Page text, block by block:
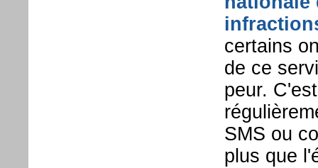
certains
de ce
peur.
SMS ou
plus que